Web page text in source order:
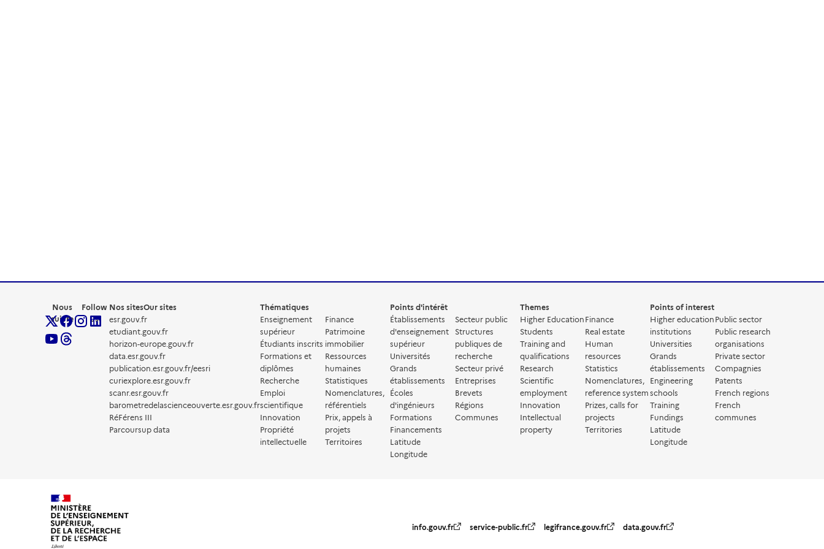
Nous
suivre
Follow
us
Nos sitesOur sites
esr.gouv.fr
etudiant.gouv.fr
horizon-europe.gouv.fr
data.esr.gouv.fr
publication.esr.gouv.fr/eesri
curiexplore.esr.gouv.fr
scanr.esr.gouv.fr
barometredelascienceouverte.esr.gouv.fr
RéFérens III
Parcoursup data
Thématiques
Enseignement
supérieur
Étudiants inscrits
Formations et
diplômes
Recherche
Emploi
scientifique
Innovation
Propriété
intellectuelle
Finance
Patrimoine
immobilier
Ressources
humaines
Statistiques
Nomenclatures,
référentiels
Prix, appels à
projets
Territoires
Points d'intérêt
Établissements
d'enseignement
supérieur
Universités
Grands
établissements
Écoles
d'ingénieurs
Formations
Financements
Latitude
Longitude
Secteur public
Structures
publiques de
recherche
Secteur privé
Entreprises
Brevets
Régions
Communes
Themes
Higher Education
Students
Training and
qualifications
Research
Scientific
employment
Innovation
Intellectual
property
Finance
Real estate
Human
resources
Statistics
Nomenclatures,
reference system
Prizes, calls for
projects
Territories
Points of interest
Higher education
institutions
Universities
Grands
établissements
Engineering
schools
Training
Fundings
Latitude
Longitude
Public sector
Public research
organisations
Private sector
Compagnies
Patents
French regions
French
communes
info.gouv.fr service-public.fr legifrance.gouv.fr data.gouv.fr